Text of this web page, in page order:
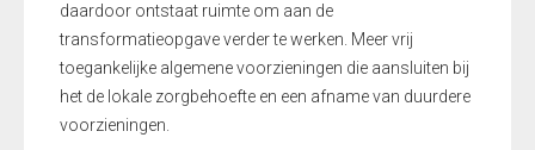
daardoor ontstaat ruimte om aan de
transformatieopgave verder te werken. Meer vrij
toegankelijke algemene voorzieningen die aansluiten bij
het de lokale zorgbehoefte en een afname van duurdere
voorzieningen.